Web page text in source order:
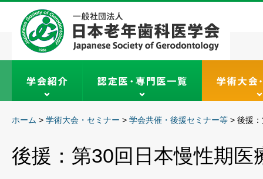
ホーム > 学術大会・セミナー > 学会共催・後援セミナー等 > 後援
後援：第30回日本慢性期医